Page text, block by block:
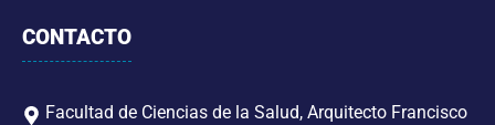
CONTACTO
Facultad de Ciencias de la Salud, Arquitecto Francisco